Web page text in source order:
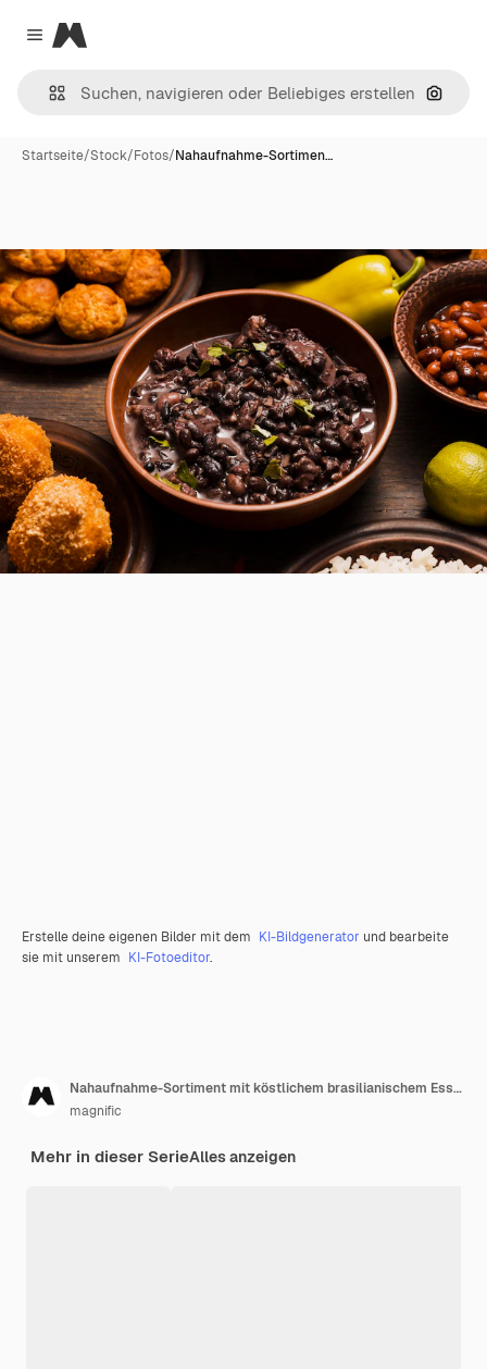
Close menu
Magnific
Nach
Startseite/Stock/Fotos/Nahaufnahme-Sortimen…
Erstelle deine eigenen Bilder mit dem KI-Bildgenerator und bearbeite
sie mit unserem KI-Fotoeditor.
Nahaufnahme-Sortiment mit köstlichem brasilianischem Essen
magnific
Mehr in dieser SerieAlles anzeigen